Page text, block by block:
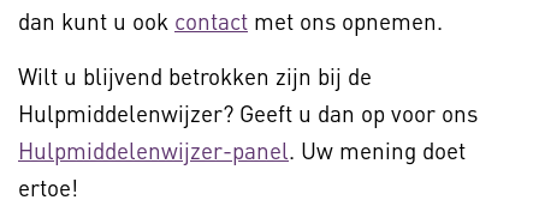
dan kunt u ook contact met ons opnemen.
Wilt u blijvend betrokken zijn bij de
Hulpmiddelenwijzer? Geeft u dan op voor ons
Hulpmiddelenwijzer-panel. Uw mening doet
ertoe!